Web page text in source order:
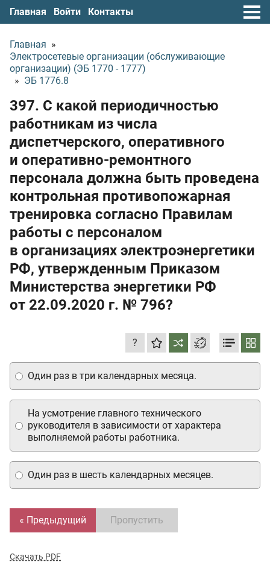
Главная Войти Контакты
Главная »
Электросетевые организации (обслуживающие
организации) (ЭБ 1770 - 1777)
» ЭБ 1776.8
397. С какой периодичностью
работникам из числа
диспетчерского, оперативного
и оперативно-ремонтного
персонала должна быть проведена
контрольная противопожарная
тренировка согласно Правилам
работы с персоналом
в организациях электроэнергетики
РФ, утвержденным Приказом
Министерства энергетики РФ
от 22.09.2020 г. № 796?
?
Один раз в шесть календарных месяцев.
На усмотрение главного технического
руководителя в зависимости от характера
выполняемой работы работника.
Один раз в три календарных месяца.
« Предыдущий Пропустить
Скачать PDF